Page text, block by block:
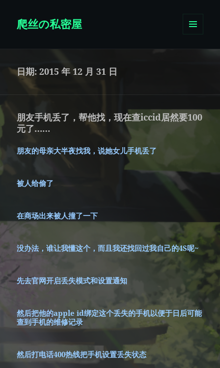
爬丝の私密屋
日期:2015 年 12 月 31 日
朋友手机丢了，帮他找，现在查iccid居然要100
元了……
朋友的母亲大半夜找我，说她女儿手机丢了
被人给偷了
在商场出来被人撞了一下
没办法，谁让我懂这个，而且我还找回过我自己的4S呢~
先去官网开启丢失模式和设置通知
然后把他的apple id绑定这个丢失的手机以便于日后可能
查到手机的维修记录
然后打电话400热线把手机设置丢失状态